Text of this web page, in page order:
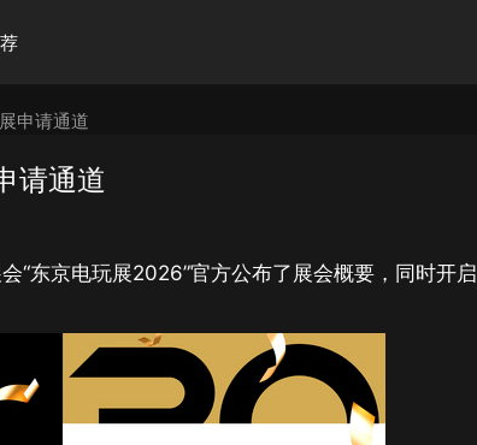
申请通道
请通道
“东京电玩展2026”官方公布了展会概要，同时开启